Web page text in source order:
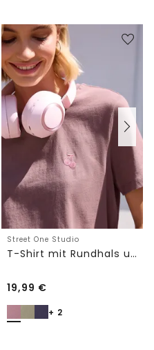
Street One Studio
T-Shirt mit Rundhals und Embroidery-Detail
19,99 €
+ 2